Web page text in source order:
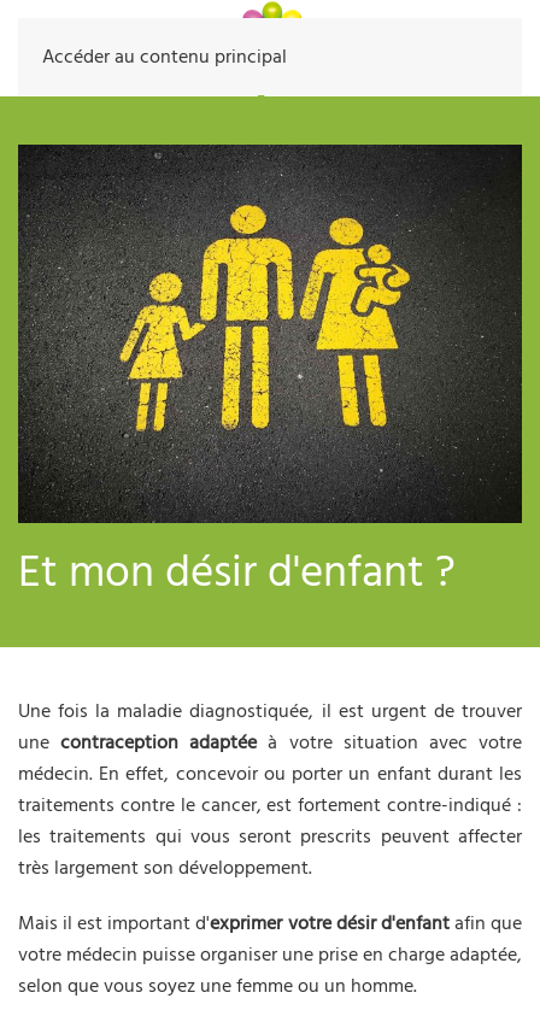
Accéder au contenu principal
Et mon désir d'enfant ?
Une fois la maladie diagnostiquée, il est urgent de trouver
unecontraception adaptéeà votre situation avec votre
médecin. En effet, concevoir ou porter un enfant durant les
traitements contre le cancer, est fortement contre-indiqué :
les traitements qui vous seront prescrits peuvent affecter
très largement son développement.
Mais il est important d'exprimer votre désir d'enfantafin que
votre médecin puisse organiser une prise en charge adaptée,
selon que vous soyez une femme ou un homme.